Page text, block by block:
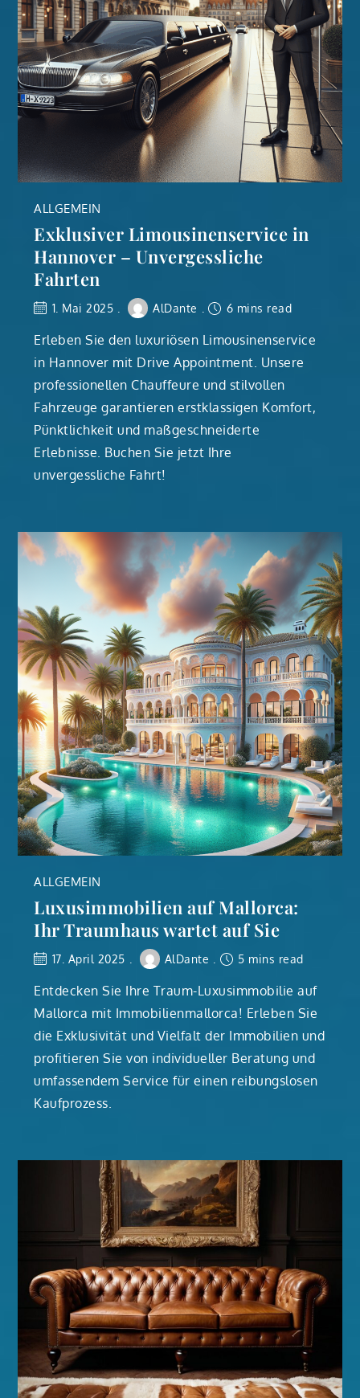
ALLGEMEIN
Exklusiver Limousinenservice in
Hannover – Unvergessliche
Fahrten
1. Mai 2025 AlDante 6 mins read
Erleben Sie den luxuriösen Limousinenservice
in Hannover mit Drive Appointment. Unsere
professionellen Chauffeure und stilvollen
Fahrzeuge garantieren erstklassigen Komfort,
Pünktlichkeit und maßgeschneiderte
Erlebnisse. Buchen Sie jetzt Ihre
unvergessliche Fahrt!
ALLGEMEIN
Luxusimmobilien auf Mallorca:
Ihr Traumhaus wartet auf Sie
17. April 2025 AlDante 5 mins read
Entdecken Sie Ihre Traum-Luxusimmobilie auf
Mallorca mit Immobilienmallorca! Erleben Sie
die Exklusivität und Vielfalt der Immobilien und
profitieren Sie von individueller Beratung und
umfassendem Service für einen reibungslosen
Kaufprozess.